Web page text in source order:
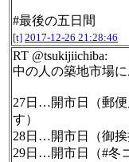
#最後の五日間
[t] 2017-12-26 21:28:46
RT @tsukijiichiba:
中の人の築地市場
27日…開市日（郵
す）
28日…開市日（御挨
29日…開市日（#冬